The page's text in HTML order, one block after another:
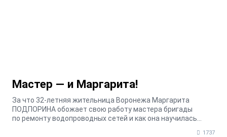
Мастер — и Маргарита!
За что 32-летняя жительница Воронежа Маргарита
ПОДПОРИНА обожает свою работу мастера бригады
по ремонту водопроводных сетей и как она научилась
1737